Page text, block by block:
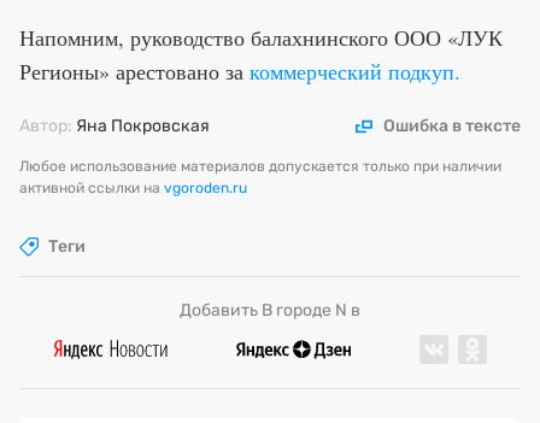
Напомним, руководство балахнинского ООО «ЛУК
Регионы» арестовано за коммерческий подкуп.
Автор: Яна Покровская Ошибка в тексте
Любое использование материалов допускается только при наличии
активной ссылки на vgoroden.ru
Теги
Добавить В городе N в